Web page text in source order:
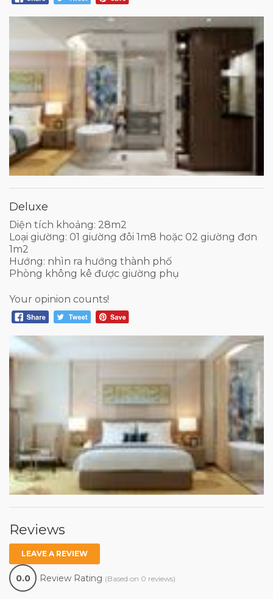
Deluxe
Diện tích khoảng: 28m2
Loại giường: 01 giường đôi 1m8 hoặc 02 giường đơn
1m2
Hướng: nhìn ra hướng thành phố
Phòng không kê được giường phụ
Your opinion counts!
Reviews
LEAVE A REVIEW
0.0 Review Rating (Based on 0 reviews)